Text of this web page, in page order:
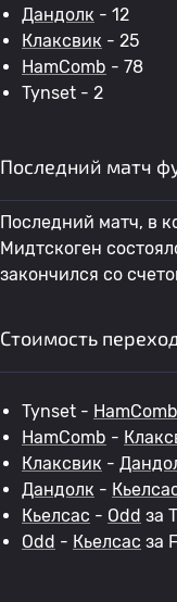
Дандолк - 12
Клаксвик - 25
HamComb - 78
Tynset - 2
Последний матч
Последний матч, в
Мидтскоген
закончился со
Стоимость
Tynset - HamComb
HamComb -
Клаксвик -
Дандолк -
Кьелсас - Odd за
Odd - Кьелсас за